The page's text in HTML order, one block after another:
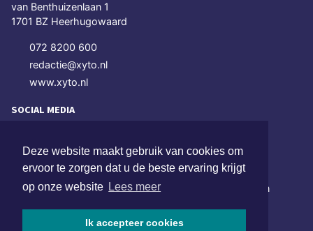
Deze website maakt gebruik van cookies om
ervoor te zorgen dat u de beste ervaring krijgt
op onze website Lees meer
Ik accepteer cookies
van Benthuizenlaan 1
1701 BZ Heerhugowaard
072 8200 600
redactie@xyto.nl
www.xyto.nl
SOCIAL MEDIA
NIEUWSBRIEF AANMELDEN
Schrijf je in voor onze nieuwsbrief en krijg wekelijks een